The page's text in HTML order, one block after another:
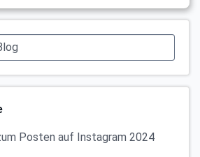
Posten auf Instagram 2024